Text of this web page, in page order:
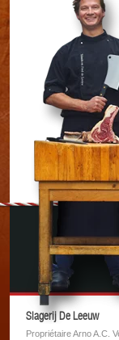
Slagerij De Leeuw
Propriétaire Arno A.C.